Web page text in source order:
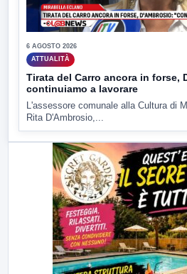
6 AGOSTO 2026
ATTUALITÀ
Tirata del Carro ancora in forse,
continuiamo a lavorare
L'assessore comunale alla Cultura di
Rita D'Ambrosio,...